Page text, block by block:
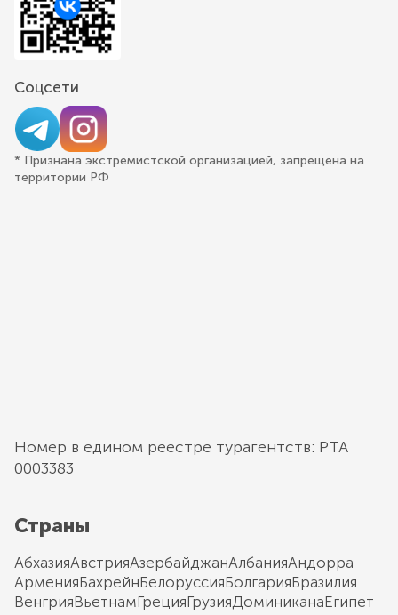
Соцсети
* Признана экстремистской организацией, запрещена на
территории РФ
Номер в едином реестре турагентств: РТА
0003383
Страны
АбхазияАвстрияАзербайджанАлбанияАндорра
АрменияБахрейнБелоруссияБолгарияБразилия
ВенгрияВьетнамГрецияГрузияДоминиканаЕгипет